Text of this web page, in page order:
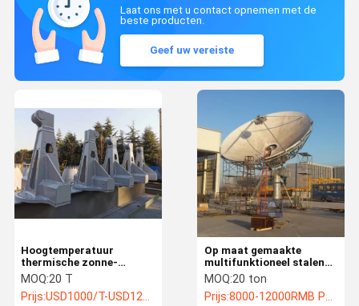
Laat ons met u contact opnemen met de
beste producten.
Geef uw vereiste
Op maat gemaakte
multifunktioneel stalen
structuur voor
geconcentreerd zonne-
energie-tracker systeem
MOQ:20 ton
Prijs:8000-12000RMB Per Ton
Hoogtemperatuur
thermische zonne-
staalstructuur met
precisie ontworpen voor
CSP-systemen
MOQ:20 T
Prijs:USD1000/T-USD1200/T